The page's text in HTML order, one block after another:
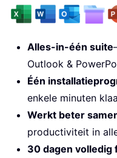
Alles-in-één suite
Outlook &
Één
enkele minuten
Werkt beter
productiviteit in
30 dagen